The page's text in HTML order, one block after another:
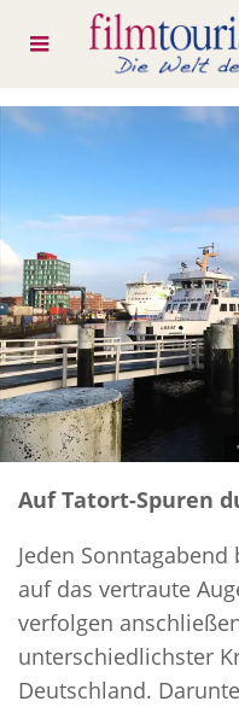
Auf Tatort-Spuren
Jeden
auf das vertraute
verfolgen
unterschiedlichster
Deutschland.